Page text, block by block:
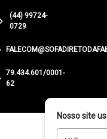
(44) 99724-
0729
79.434.601/0001-
62
Nosso site